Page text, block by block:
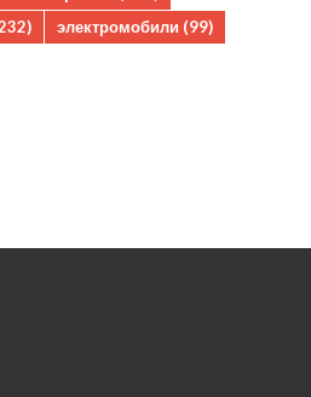
электромобили (99)